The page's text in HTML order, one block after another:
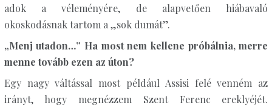
adok a véleményére, de alapvetően hiábavaló
okoskodásnak tartom a „sok dumát”.
„Menj utadon…” Ha most nem kellene próbálnia, merre
menne tovább ezen az úton?
Egy nagy váltással most például Assisi felé venném az
irányt, hogy megnézzem Szent Ferenc ereklyéjét.